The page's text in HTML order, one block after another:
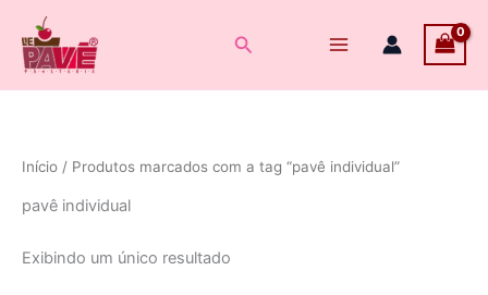
para
conteúdo
Pesquisar
Início / Produtos marcados com a tag “pavê individual”
pavê individual
Exibindo um único resultado